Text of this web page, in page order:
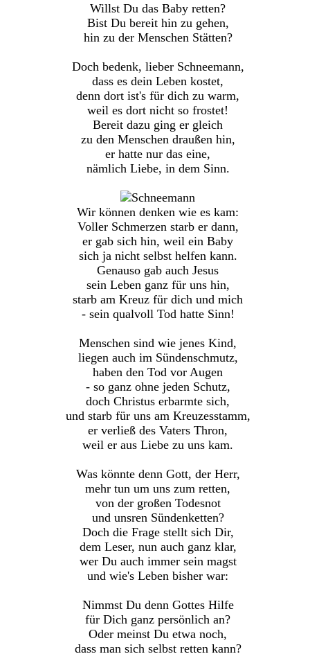
Willst Du das Baby retten?
Bist Du bereit hin zu gehen,
hin zu der Menschen Stätten?
Doch bedenk, lieber Schneemann,
dass es dein Leben kostet,
denn dort ist's für dich zu warm,
weil es dort nicht so frostet!
Bereit dazu ging er gleich
zu den Menschen draußen hin,
er hatte nur das eine,
nämlich Liebe, in dem Sinn.
Wir können denken wie es kam:
Voller Schmerzen starb er dann,
er gab sich hin, weil ein Baby
sich ja nicht selbst helfen kann.
Genauso gab auch Jesus
sein Leben ganz für uns hin,
starb am Kreuz für dich und mich
- sein qualvoll Tod hatte Sinn!
Menschen sind wie jenes Kind,
liegen auch im Sündenschmutz,
haben den Tod vor Augen
- so ganz ohne jeden Schutz,
doch Christus erbarmte sich,
und starb für uns am Kreuzesstamm,
er verließ des Vaters Thron,
weil er aus Liebe zu uns kam.
Was könnte denn Gott, der Herr,
mehr tun um uns zum retten,
von der großen Todesnot
und unsren Sündenketten?
Doch die Frage stellt sich Dir,
dem Leser, nun auch ganz klar,
wer Du auch immer sein magst
und wie's Leben bisher war:
Nimmst Du denn Gottes Hilfe
für Dich ganz persönlich an?
Oder meinst Du etwa noch,
dass man sich selbst retten kann?